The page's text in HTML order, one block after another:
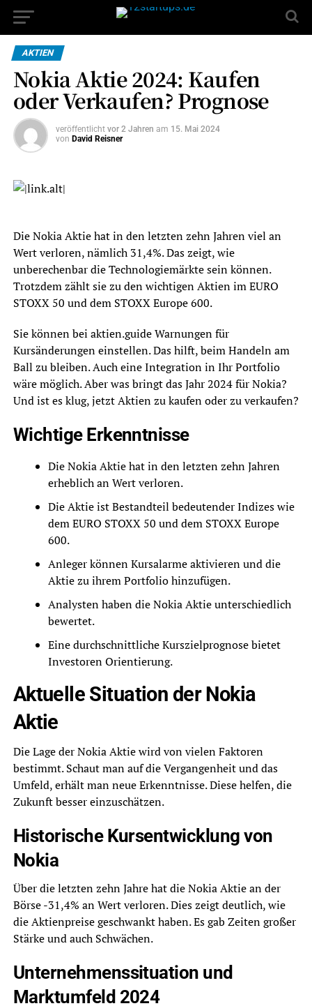
AKTIEN
Nokia Aktie 2024: Kaufen
oder Verkaufen? Prognose
veröffentlicht vor 2 Jahren am 15. Mai 2024
von David Reisner
Die Nokia Aktie hat in den letzten zehn Jahren viel an
Wert verloren, nämlich 31,4%. Das zeigt, wie
unberechenbar die Technologiemärkte sein können.
Trotzdem zählt sie zu den wichtigen Aktien im EURO
STOXX 50 und dem STOXX Europe 600.
Sie können bei aktien.guide Warnungen für
Kursänderungen einstellen. Das hilft, beim Handeln am
Ball zu bleiben. Auch eine Integration in Ihr Portfolio
wäre möglich. Aber was bringt das Jahr 2024 für Nokia?
Und ist es klug, jetzt Aktien zu kaufen oder zu verkaufen?
Wichtige Erkenntnisse
Die Nokia Aktie hat in den letzten zehn Jahren
erheblich an Wert verloren.
Die Aktie ist Bestandteil bedeutender Indizes wie
dem EURO STOXX 50 und dem STOXX Europe
600.
Anleger können Kursalarme aktivieren und die
Aktie zu ihrem Portfolio hinzufügen.
Analysten haben die Nokia Aktie unterschiedlich
bewertet.
Eine durchschnittliche Kurszielprognose bietet
Investoren Orientierung.
Aktuelle Situation der Nokia
Aktie
Die Lage der Nokia Aktie wird von vielen Faktoren
bestimmt. Schaut man auf die Vergangenheit und das
Umfeld, erhält man neue Erkenntnisse. Diese helfen, die
Zukunft besser einzuschätzen.
Historische Kursentwicklung von
Nokia
Über die letzten zehn Jahre hat die Nokia Aktie an der
Börse -31,4% an Wert verloren. Dies zeigt deutlich, wie
die Aktienpreise geschwankt haben. Es gab Zeiten großer
Stärke und auch Schwächen.
Unternehmenssituation und
Marktumfeld 2024